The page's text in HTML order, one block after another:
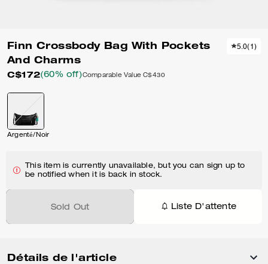
Finn Crossbody Bag With Pockets
And Charms
C$172(60% off)Comparable Value C$430
5.0(1)
Argenté/Noir
This item is currently unavailable, but you can sign up to
be notified when it is back in stock.
Sold Out Liste D'attente
Détails de l'article